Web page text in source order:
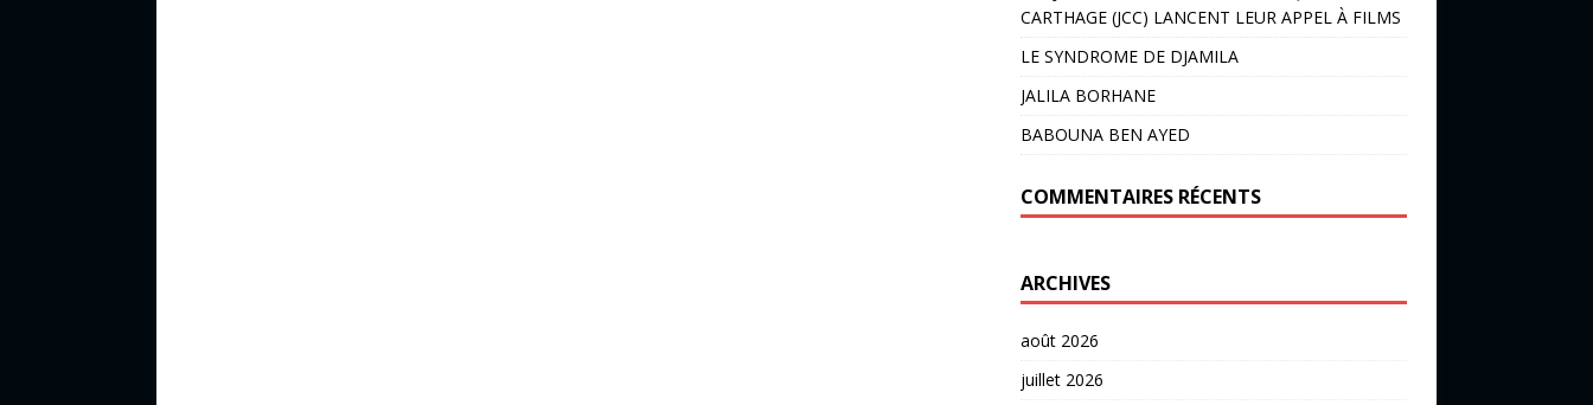
CARTHAGE (JCC) LANCENT LEUR APPEL À FILMS
LE SYNDROME DE DJAMILA
JALILA BORHANE
BABOUNA BEN AYED
COMMENTAIRES RÉCENTS
ARCHIVES
août 2026
juillet 2026